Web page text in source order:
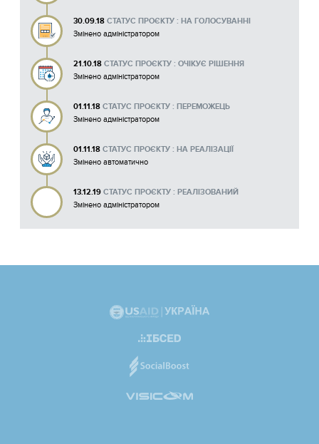
30.09.18 СТАТУС ПРОЄКТУ : НА ГОЛОСУВАННІ
Змінено адміністратором
21.10.18 СТАТУС ПРОЄКТУ : ОЧІКУЄ РІШЕННЯ
Змінено адміністратором
01.11.18 СТАТУС ПРОЄКТУ : ПЕРЕМОЖЕЦЬ
Змінено адміністратором
01.11.18 СТАТУС ПРОЄКТУ : НА РЕАЛІЗАЦІЇ
Змінено автоматично
13.12.19 СТАТУС ПРОЄКТУ : РЕАЛІЗОВАНИЙ
Змінено адміністратором